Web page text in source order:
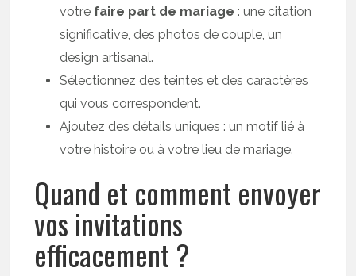
votre faire part de mariage : une citation
significative, des photos de couple, un
design artisanal.
Sélectionnez des teintes et des caractères
qui vous correspondent.
Ajoutez des détails uniques : un motif lié à
votre histoire ou à votre lieu de mariage.
Quand et comment envoyer
vos invitations
efficacement ?